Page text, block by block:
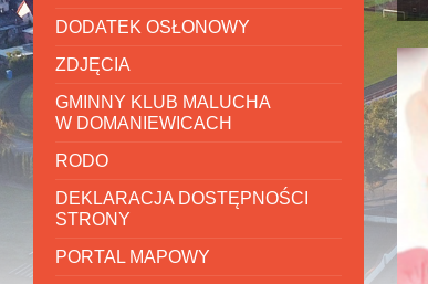
DODATEK OSŁONOWY
ZDJĘCIA
GMINNY KLUB MALUCHA
W DOMANIEWICACH
RODO
DEKLARACJA DOSTĘPNOŚCI
STRONY
PORTAL MAPOWY